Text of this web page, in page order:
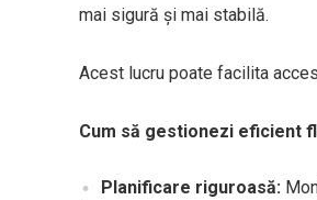
mai sigură și mai stabilă.
Acest lucru poate facilita
Cum să gestionezi eficient
Planificare riguroasă: